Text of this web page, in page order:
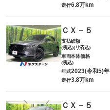
走行6.8万km
ＣＸ－５
支払総額
(税込)(リ済込)
車両本体価格
(税込)
年式2023(令和5)年
走行3.8万km
ＣＸ－５